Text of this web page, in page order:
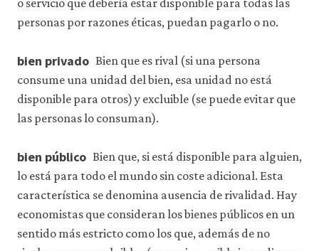
o servicio que debería estar disponible para todas las
personas por razones éticas, puedan pagarlo o no.
bien privado Bien que es rival (si una persona
consume una unidad del bien, esa unidad no está
disponible para otros) y excluible (se puede evitar que
las personas lo consuman).
bien público Bien que, si está disponible para alguien,
lo está para todo el mundo sin coste adicional. Esta
característica se denomina ausencia de rivalidad. Hay
economistas que consideran los bienes públicos en un
sentido más estricto como los que, además de no